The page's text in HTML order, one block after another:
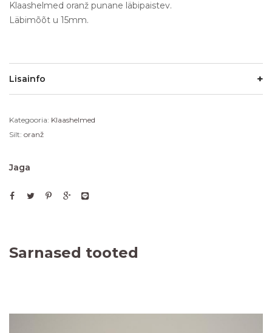
Klaashelmed oranž punane läbipaistev.
Läbimõõt u 15mm.
Lisainfo
Kategooria: Klaashelmed
Silt: oranž
Jaga
Sarnased tooted